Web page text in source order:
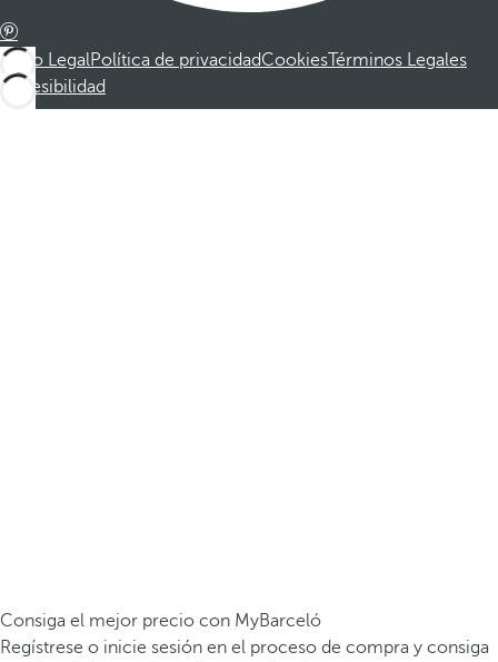
Aviso LegalPolítica de privacidadCookiesTérminos Legales
Accesibilidad
Consiga el mejor precio con MyBarceló
Regístrese o inicie sesión en el proceso de compra y consiga